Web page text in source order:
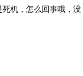
机，怎么回事哦，没